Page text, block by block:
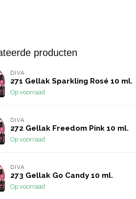
producten
DIVA
271 Gellak Sparkling Rosé 10 ml.
Op voorraad
DIVA
272 Gellak Freedom Pink 10 ml.
Op voorraad
DIVA
273 Gellak Go Candy 10 ml.
Op voorraad